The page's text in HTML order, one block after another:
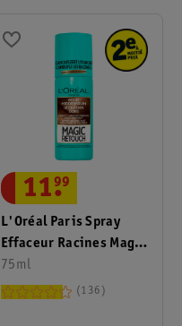
L'Oréal Paris Spray
Effaceur Racines Magic
Retouch Le Châtain
Doré
75ml
11.
99
136